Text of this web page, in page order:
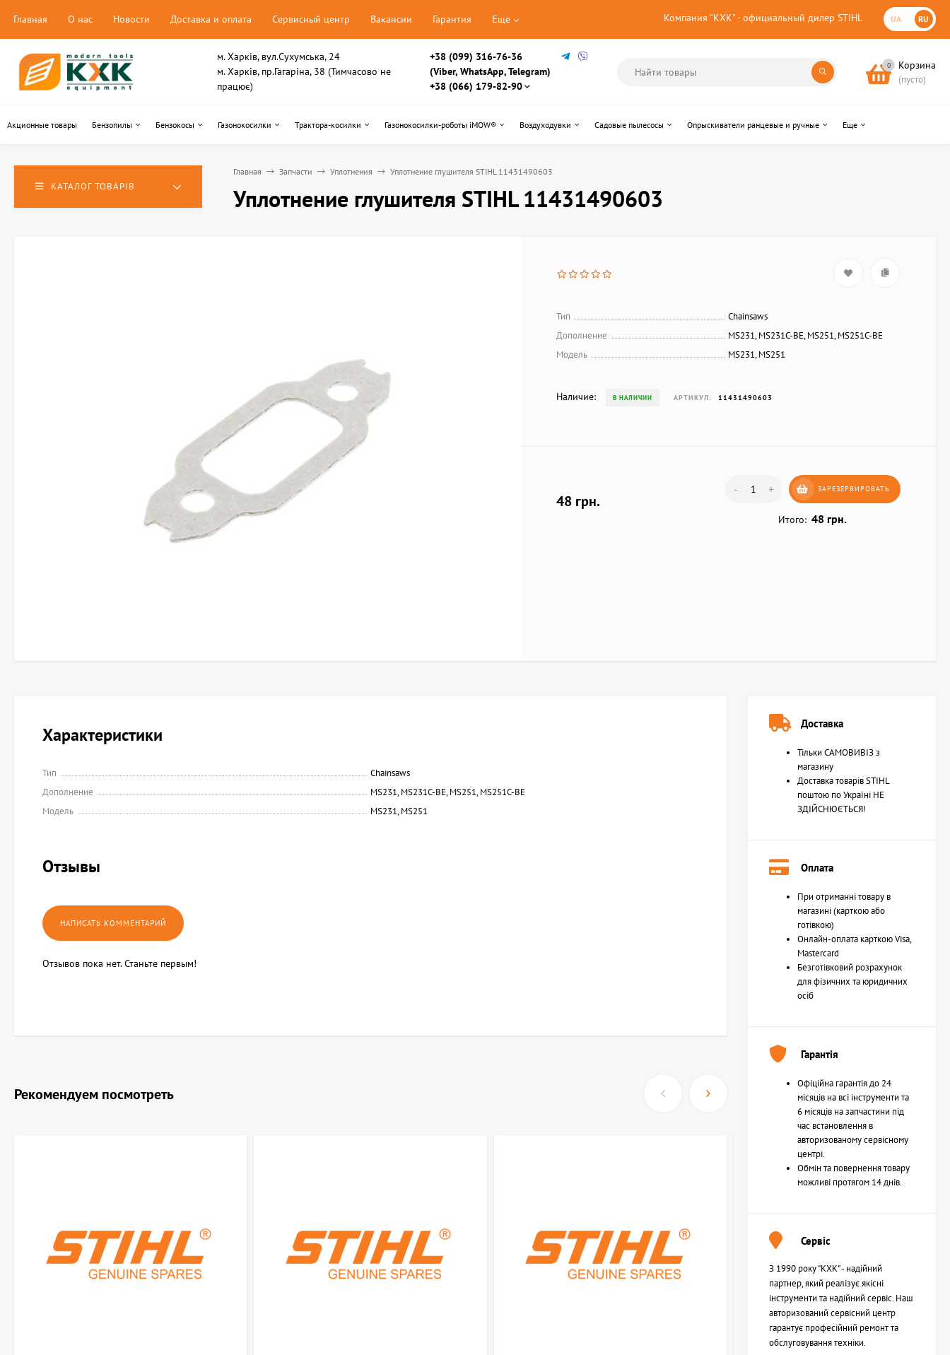
Компания "КХК" - официальный дилер STIHL UA RU
Главная О нас Новости Доставка и оплата Сервисный центр Вакансии Гарантия Еще
м. Харків, вул.Сухумська, 24
м. Харків, пр.Гагаріна, 38 (Тимчасово не
працює)
+38 (099) 316-76-36
(Viber, WhatsApp, Telegram)
+38 (066) 179-82-90
0 Корзина
(пусто)
Акционные товары Бензопилы Бензокосы Газонокосилки Трактора-косилки Газонокосилки-роботы iMOW® Воздуходувки Садовые пылесосы Опрыскиватели ранцевые и ручные Еще
КАТАЛОГ ТОВАРІВ
Главная Запчасти Уплотнения Уплотнение глушителя STIHL 11431490603
Уплотнение глушителя STIHL 11431490603
Тип
Chainsaws
Дополнение
MS231, MS231C-BE, MS251, MS251C-BE
Модель
MS231, MS251
Наличие: В НАЛИЧИИ АРТИКУЛ: 11431490603
48 грн.
- + ЗАРЕЗЕРВИРОВАТЬ
Итого: 48 грн.
Характеристики
Тип
Chainsaws
Дополнение
MS231, MS231C-BE, MS251, MS251C-BE
Модель
MS231, MS251
Отзывы
Отзывов пока нет. Станьте первым!
Рекомендуем посмотреть
Доставка
Тільки САМОВИВІЗ з
магазину
Доставка товарів STIHL
поштою по Україні НЕ
ЗДІЙСНЮЄТЬСЯ!
Оплата
При отриманні товару в
магазині (карткою або
готівкою)
Онлайн-оплата карткою Visa,
Mastercard
Безготівковий розрахунок
для фізичних та юридичних
осіб
Гарантія
Офіційна гарантія до 24
місяців на всі інструменти та
6 місяців на запчастини під
час встановлення в
авторизованому сервісному
центрі.
Обмін та повернення товару
можливі протягом 14 днів.
Сервіс
З 1990 року "КХК" - надійний
партнер, який реалізує якісні
інструменти та надійний сервіс. Наш
авторизований сервісний центр
гарантує професійний ремонт та
обслуговування техніки.